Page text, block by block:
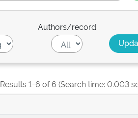
Authors/record
Results 1-6 of 6 (Search time: 0.003